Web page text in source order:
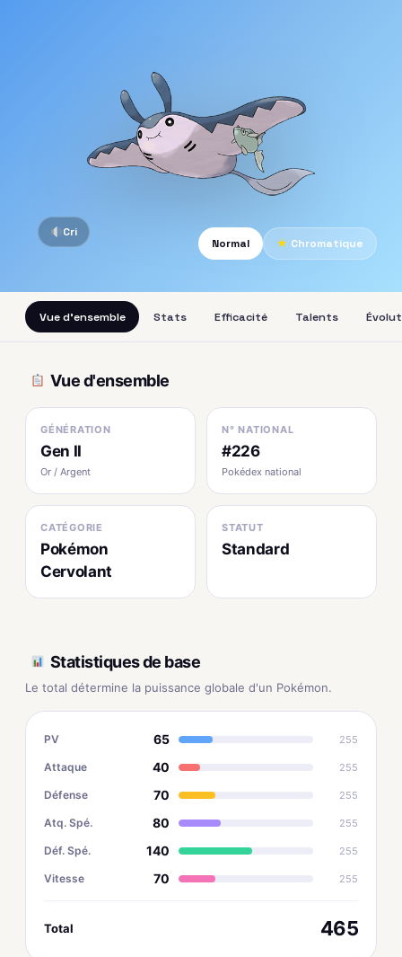
Cri
Normal
★ Chromatique
Vue d'ensemble Stats Efficacité Talents
Vue d'ensemble
GÉNÉRATION
Gen II
Or / Argent
N° NATIONAL
#226
Pokédex national
CATÉGORIE
Pokémon
Cervolant
STATUT
Standard
Statistiques de base
Le total détermine la puissance globale d'un Pokémon.
PV 65 255
Attaque 40 255
Défense 70 255
Atq. Spé. 80 255
Déf. Spé. 140 255
Vitesse 70 255
Total 465